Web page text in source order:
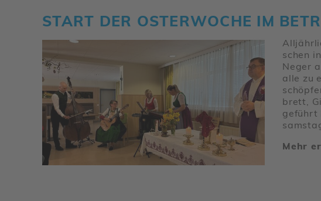
START DER OSTER­WOCHE IM
schen
Neger
alle zu
brett,
geführt
Mehr